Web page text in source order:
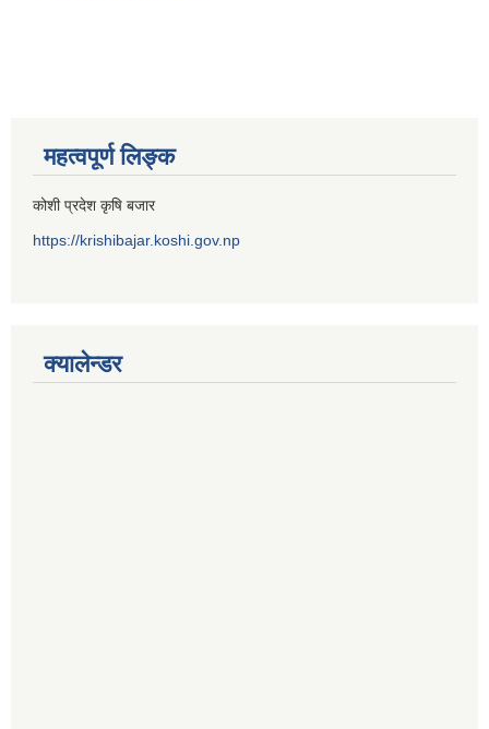
महत्वपूर्ण लिङ्क
कोशी प्रदेश कृषि बजार
https://krishibajar.koshi.gov.np
क्यालेन्डर